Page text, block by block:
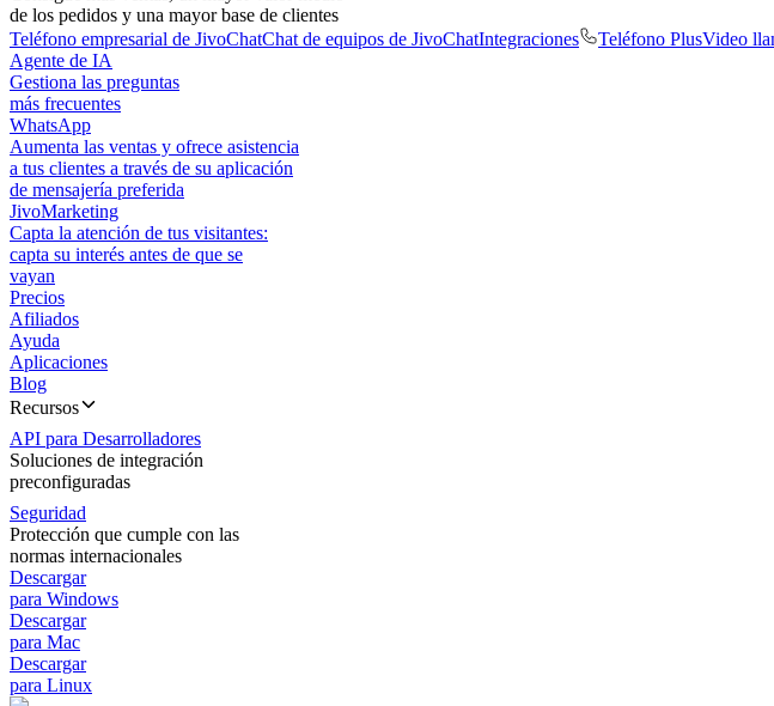
de los pedidos y una mayor base de clientes
Teléfono empresarial de JivoChatChat de equipos de JivoChatIntegraciones Teléfono PlusVideo
Agente de IA
Gestiona las preguntas
más frecuentes
WhatsApp
Aumenta las ventas y ofrece asistencia
a tus clientes a través de su aplicación
de mensajería preferida
JivoMarketing
Capta la atención de tus visitantes:
capta su interés antes de que se
vayan
Precios
Afiliados
Ayuda
Aplicaciones
Blog
Recursos
API para Desarrolladores
Soluciones de integración
preconfiguradas
Seguridad
Protección que cumple con las
normas internacionales
Descargar
para Windows
Descargar
para Mac
Descargar
para Linux